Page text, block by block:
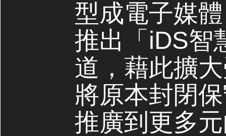
型成電子媒
推出「iDS智
道，藉此擴
將原本封閉
推廣到更多